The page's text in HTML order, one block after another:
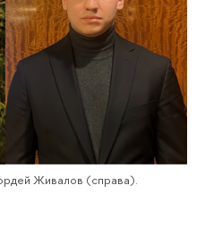
Живалов (справа).